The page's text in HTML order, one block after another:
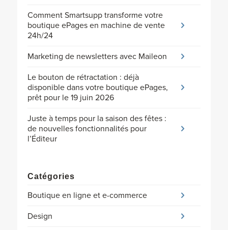
Comment Smartsupp transforme votre
boutique ePages en machine de vente
24h/24
Marketing de newsletters avec Maileon
Le bouton de rétractation : déjà
disponible dans votre boutique ePages,
prêt pour le 19 juin 2026
Juste à temps pour la saison des fêtes :
de nouvelles fonctionnalités pour
l’Éditeur
Catégories
Boutique en ligne et e-commerce
Design